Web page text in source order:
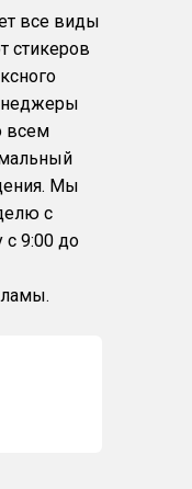
все виды
стикеров
всем
Мы
с
с 9:00 до